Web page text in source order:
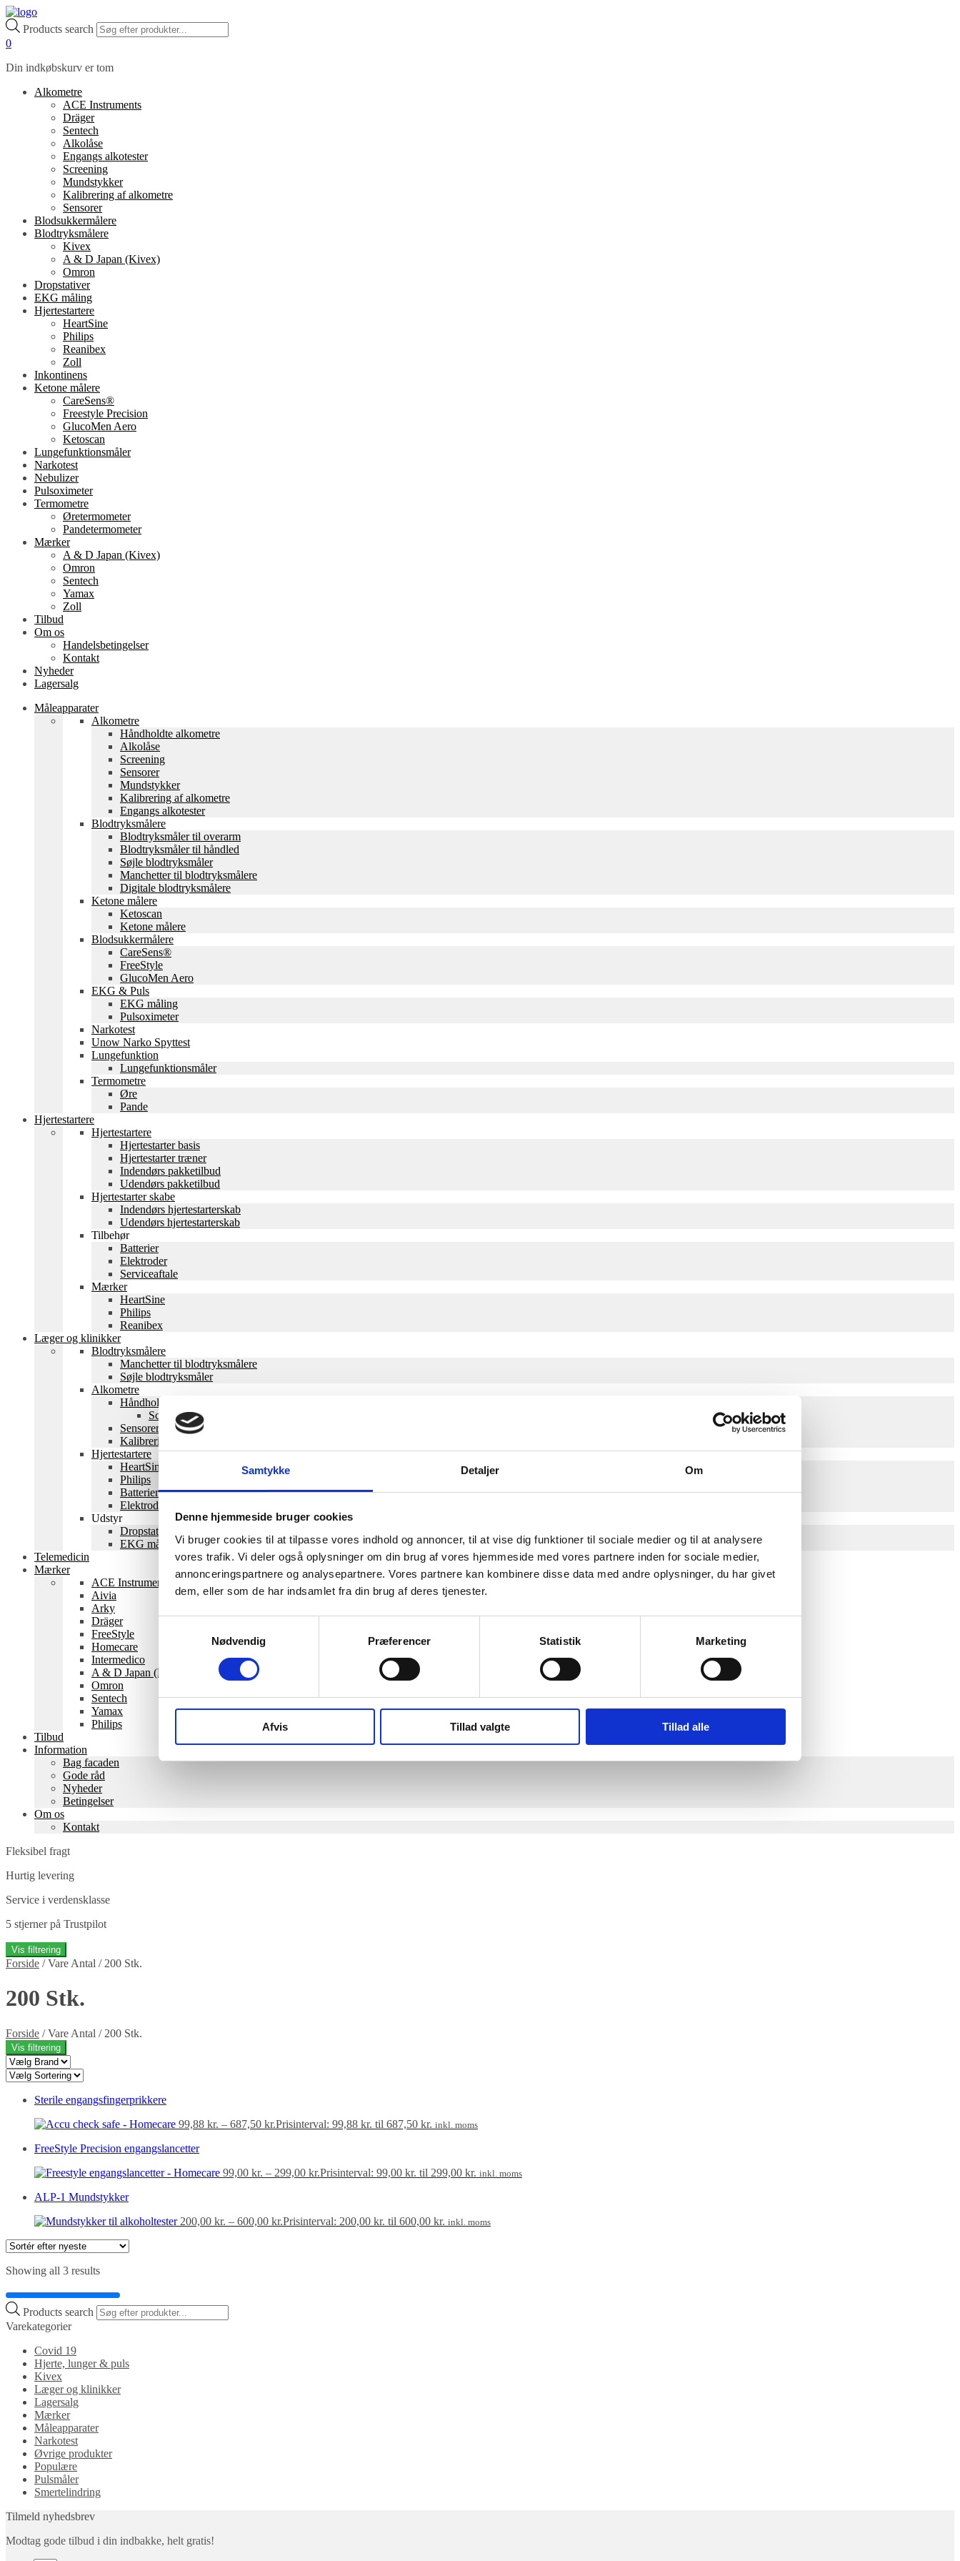
Samtykke Detaljer Om
Denne hjemmeside bruger cookies
Vi bruger cookies til at tilpasse vores indhold og annoncer, til at vise dig funktioner til sociale medier og til at analysere
vores trafik. Vi deler også oplysninger om din brug af vores hjemmeside med vores partnere inden for sociale medier,
annonceringspartnere og analysepartnere. Vores partnere kan kombinere disse data med andre oplysninger, du har givet
dem, eller som de har indsamlet fra din brug af deres tjenester.
Nødvendig
Præferencer Statistik Marketing
Afvis Tillad valgte Tillad alle
Products search
0
Din indkøbskurv er tom
Alkometre
ACE Instruments
Dräger
Sentech
Alkolåse
Engangs alkotester
Screening
Mundstykker
Kalibrering af alkometre
Sensorer
Blodsukkermålere
Blodtryksmålere
Kivex
A & D Japan (Kivex)
Omron
Dropstativer
EKG måling
Hjertestartere
HeartSine
Philips
Reanibex
Zoll
Inkontinens
Ketone målere
CareSens®
Freestyle Precision
GlucoMen Aero
Ketoscan
Lungefunktionsmåler
Narkotest
Nebulizer
Pulsoximeter
Termometre
Øretermometer
Pandetermometer
Mærker
A & D Japan (Kivex)
Omron
Sentech
Yamax
Zoll
Tilbud
Om os
Handelsbetingelser
Kontakt
Nyheder
Lagersalg
Måleapparater
Alkometre
Håndholdte alkometre
Alkolåse
Screening
Sensorer
Mundstykker
Kalibrering af alkometre
Engangs alkotester
Blodtryksmålere
Blodtryksmåler til overarm
Blodtryksmåler til håndled
Søjle blodtryksmåler
Manchetter til blodtryksmålere
Digitale blodtryksmålere
Ketone målere
Ketoscan
Ketone målere
Blodsukkermålere
CareSens®
FreeStyle
GlucoMen Aero
EKG & Puls
EKG måling
Pulsoximeter
Narkotest
Unow Narko Spyttest
Lungefunktion
Lungefunktionsmåler
Termometre
Øre
Pande
Hjertestartere
Hjertestartere
Hjertestarter basis
Hjertestarter træner
Indendørs pakketilbud
Udendørs pakketilbud
Hjertestarter skabe
Indendørs hjertestarterskab
Udendørs hjertestarterskab
Tilbehør
Batterier
Elektroder
Serviceaftale
Mærker
HeartSine
Philips
Reanibex
Læger og klinikker
Blodtryksmålere
Manchetter til blodtryksmålere
Søjle blodtryksmåler
Alkometre
Håndholdte alkometre
Screening
Sensorer
Kalibrering
Hjertestartere
HeartSine
Philips
Batterier
Elektroder
Udstyr
Dropstativer
EKG måling
Telemedicin
Mærker
ACE Instruments
Aivia
Arky
Dräger
FreeStyle
Homecare
Intermedico
A & D Japan (Kivex)
Omron
Sentech
Yamax
Philips
Tilbud
Information
Bag facaden
Gode råd
Nyheder
Betingelser
Om os
Kontakt
Fleksibel fragt
Hurtig levering
Service i verdensklasse
5 stjerner på Trustpilot
Vis filtrering
Forside /Vare Antal / 200 Stk.
200 Stk.
Forside /Vare Antal / 200 Stk.
Vis filtrering
Sterile engangsfingerprikkere
99,88 kr. – 687,50 kr.Prisinterval: 99,88 kr. til 687,50 kr. inkl. moms
FreeStyle Precision engangslancetter
99,00 kr. – 299,00 kr.Prisinterval: 99,00 kr. til 299,00 kr. inkl. moms
ALP-1 Mundstykker
200,00 kr. – 600,00 kr.Prisinterval: 200,00 kr. til 600,00 kr. inkl. moms
Showing all 3 results
Products search
Varekategorier
Covid 19
Hjerte, lunger & puls
Kivex
Læger og klinikker
Lagersalg
Mærker
Måleapparater
Narkotest
Øvrige produkter
Populære
Pulsmåler
Smertelindring
Tilmeld nyhedsbrev
Modtag gode tilbud i din indbakke, helt gratis!